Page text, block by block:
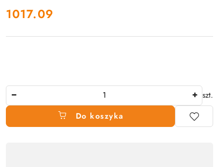
cena:
1017.09
szt.
Do koszyka